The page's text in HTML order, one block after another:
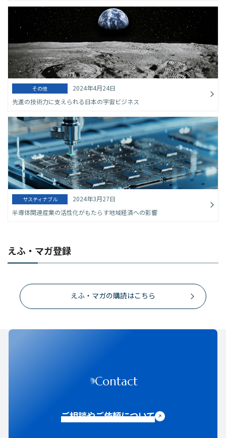
その他
2024年4月24日
先進の技術力に支えられる日本の宇宙ビジネス
サスティナブル
2024年3月27日
半導体関連産業の活性化がもたらす地域経済への影響
えふ・マガ登録
えふ・マガの購読はこちら
Contact
ご相談やご依頼について